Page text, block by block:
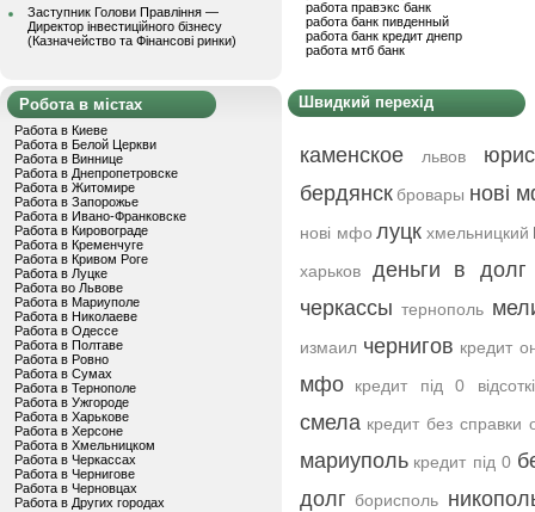
Заступник Голови Правління —
Директор інвестиційного бізнесу
(Казначейство та Фінансові ринки)
Робота в містах
Работа в Киеве
Работа в Белой Церкви
Работа в Виннице
Работа в Днепропетровске
Работа в Житомире
Работа в Запорожье
Работа в Ивано-Франковске
Работа в Кировограде
Работа в Кременчуге
Работа в Кривом Роге
Работа в Луцке
Работа во Львове
Работа в Мариуполе
Работа в Николаеве
Работа в Одессе
Работа в Полтаве
Работа в Ровно
Работа в Сумах
Работа в Тернополе
Работа в Ужгороде
Работа в Харькове
Работа в Херсоне
Работа в Хмельницком
Работа в Черкассах
Работа в Чернигове
Работа в Черновцах
Работа в Других городах
работа правэкс банк
работа банк пивденный
работа банк кредит днепр
работа мтб банк
Швидкий перехід
каменское львов
бердянск бровары нові
нові мфо луцк хмельницкий
харьков
деньги в долг
черкассы тернополь
измаил чернигов кредит
мфо кредит під 0
смела кредит без справки
мариуполь кредит під 0
долг борисполь